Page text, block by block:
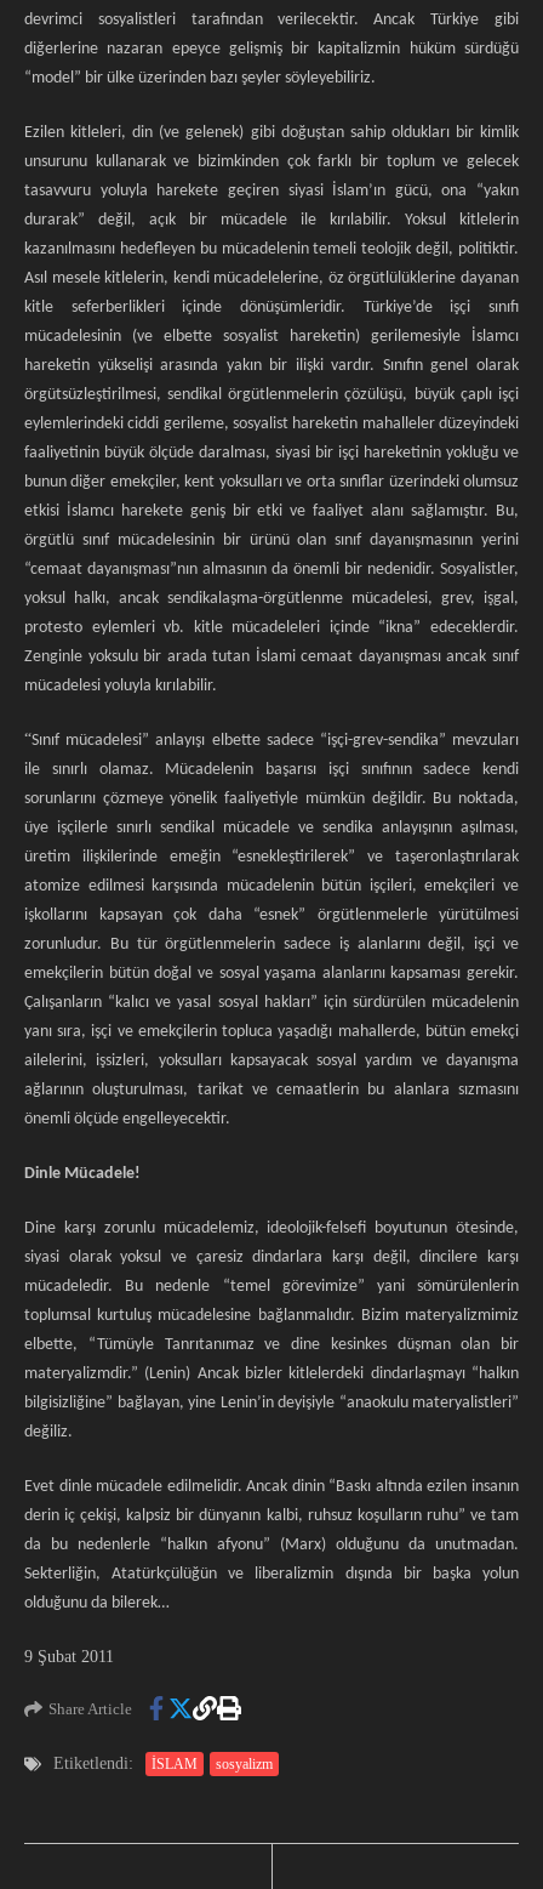
devrimci sosyalistleri tarafından verilecektir. Ancak Türkiye gibi
diğerlerine nazaran epeyce gelişmiş bir kapitalizmin hüküm sürdüğü
“model” bir ülke üzerinden bazı şeyler söyleyebiliriz.
Ezilen kitleleri, din (ve gelenek) gibi doğuştan sahip oldukları bir kimlik
unsurunu kullanarak ve bizimkinden çok farklı bir toplum ve gelecek
tasavvuru yoluyla harekete geçiren siyasi İslam’ın gücü, ona “yakın
durarak” değil, açık bir mücadele ile kırılabilir. Yoksul kitlelerin
kazanılmasını hedefleyen bu mücadelenin temeli teolojik değil, politiktir.
Asıl mesele kitlelerin, kendi mücadelelerine, öz örgütlülüklerine dayanan
kitle seferberlikleri içinde dönüşümleridir. Türkiye’de işçi sınıfı
mücadelesinin (ve elbette sosyalist hareketin) gerilemesiyle İslamcı
hareketin yükselişi arasında yakın bir ilişki vardır. Sınıfın genel olarak
örgütsüzleştirilmesi, sendikal örgütlenmelerin çözülüşü, büyük çaplı işçi
eylemlerindeki ciddi gerileme, sosyalist hareketin mahalleler düzeyindeki
faaliyetinin büyük ölçüde daralması, siyasi bir işçi hareketinin yokluğu ve
bunun diğer emekçiler, kent yoksulları ve orta sınıflar üzerindeki olumsuz
etkisi İslamcı harekete geniş bir etki ve faaliyet alanı sağlamıştır. Bu,
örgütlü sınıf mücadelesinin bir ürünü olan sınıf dayanışmasının yerini
“cemaat dayanışması”nın almasının da önemli bir nedenidir. Sosyalistler,
yoksul halkı, ancak sendikalaşma-örgütlenme mücadelesi, grev, işgal,
protesto eylemleri vb. kitle mücadeleleri içinde “ikna” edeceklerdir.
Zenginle yoksulu bir arada tutan İslami cemaat dayanışması ancak sınıf
mücadelesi yoluyla kırılabilir.
“Sınıf mücadelesi” anlayışı elbette sadece “işçi-grev-sendika” mevzuları
ile sınırlı olamaz. Mücadelenin başarısı işçi sınıfının sadece kendi
sorunlarını çözmeye yönelik faaliyetiyle mümkün değildir. Bu noktada,
üye işçilerle sınırlı sendikal mücadele ve sendika anlayışının aşılması,
üretim ilişkilerinde emeğin “esnekleştirilerek” ve taşeronlaştırılarak
atomize edilmesi karşısında mücadelenin bütün işçileri, emekçileri ve
işkollarını kapsayan çok daha “esnek” örgütlenmelerle yürütülmesi
zorunludur. Bu tür örgütlenmelerin sadece iş alanlarını değil, işçi ve
emekçilerin bütün doğal ve sosyal yaşama alanlarını kapsaması gerekir.
Çalışanların “kalıcı ve yasal sosyal hakları” için sürdürülen mücadelenin
yanı sıra, işçi ve emekçilerin topluca yaşadığı mahallerde, bütün emekçi
ailelerini, işsizleri, yoksulları kapsayacak sosyal yardım ve dayanışma
ağlarının oluşturulması, tarikat ve cemaatlerin bu alanlara sızmasını
önemli ölçüde engelleyecektir.
Dinle Mücadele!
Dine karşı zorunlu mücadelemiz, ideolojik-felsefi boyutunun ötesinde,
siyasi olarak yoksul ve çaresiz dindarlara karşı değil, dincilere karşı
mücadeledir. Bu nedenle “temel görevimize” yani sömürülenlerin
toplumsal kurtuluş mücadelesine bağlanmalıdır. Bizim materyalizmimiz
elbette, “Tümüyle Tanrıtanımaz ve dine kesinkes düşman olan bir
materyalizmdir.” (Lenin) Ancak bizler kitlelerdeki dindarlaşmayı “halkın
bilgisizliğine” bağlayan, yine Lenin’in deyişiyle “anaokulu materyalistleri”
değiliz.
Evet dinle mücadele edilmelidir. Ancak dinin “Baskı altında ezilen insanın
derin iç çekişi, kalpsiz bir dünyanın kalbi, ruhsuz koşulların ruhu” ve tam
da bu nedenlerle “halkın afyonu” (Marx) olduğunu da unutmadan.
Sekterliğin, Atatürkçülüğün ve liberalizmin dışında bir başka yolun
olduğunu da bilerek…
9 Şubat 2011
Share Article
Etiketlendi: İSLAM sosyalizm